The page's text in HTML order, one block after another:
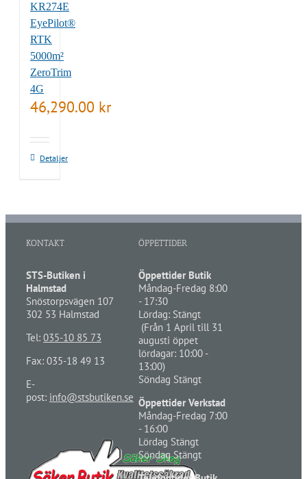
KR274E
EyePilot®
RTK
5000m²
ZeroTrim
4G
46,290.00 kr
Detaljer
KONTAKT
STS-Butiken i
Halmstad
Snöstorpsvägen 107
302 53 Halmstad
Tel: 035-10 85 73
Fax: 035-18 49 13
E-
post: info@stsbutiken.se
ÖPPETTIDER
Öppettider Butik
Måndag-Fredag 8:00
- 17:30
Lördag: Stängt
(Från 1 April till 31
augusti öppet
lördagar: 10:00 -
13:00)
Söndag Stängt
Öppettider Verkstad
Måndag-Fredag 7:00
- 16:00
Lördag Stängt
Söndag Stängt